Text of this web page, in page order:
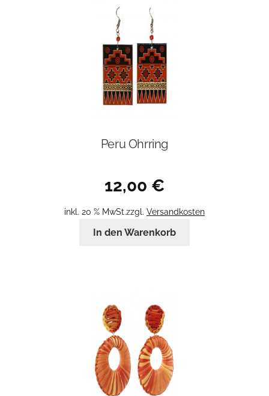
Peru Ohrring
12,00 €
inkl. 20 % MwSt.zzgl. Versandkosten
In den Warenkorb